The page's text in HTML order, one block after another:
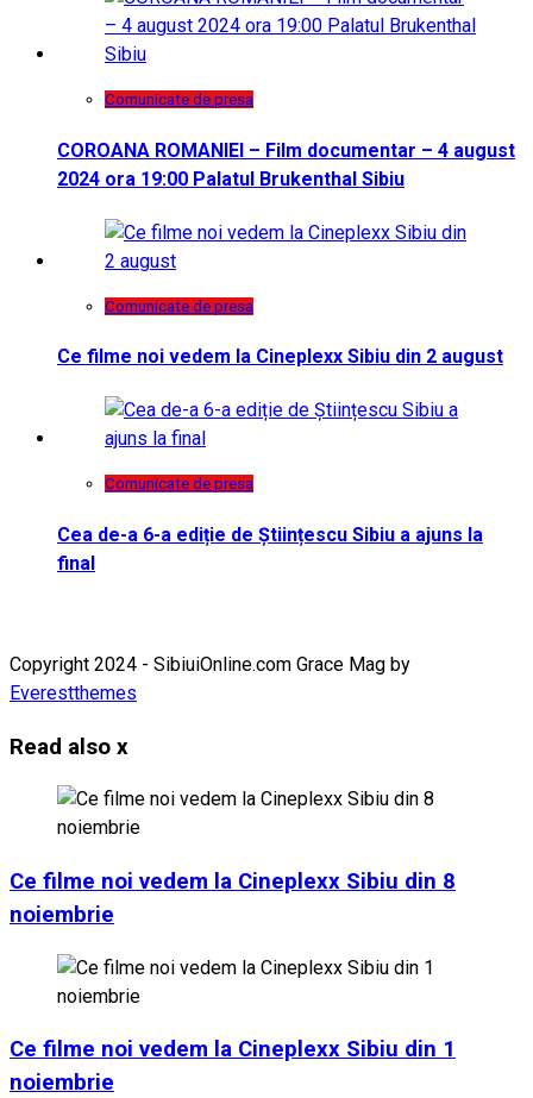
Comunicate de presa
COROANA ROMANIEI – Film documentar – 4 august
2024 ora 19:00 Palatul Brukenthal Sibiu
Comunicate de presa
Ce filme noi vedem la Cineplexx Sibiu din 2 august
Comunicate de presa
Cea de-a 6-a ediție de Științescu Sibiu a ajuns la
final
Copyright 2024 - SibiuiOnline.com Grace Mag by
Everestthemes
Read also x
Ce filme noi vedem la Cineplexx Sibiu din 8
noiembrie
Ce filme noi vedem la Cineplexx Sibiu din 1
noiembrie